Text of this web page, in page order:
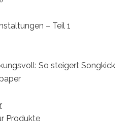
– Teil 1
So steigert Songkick
Produkte